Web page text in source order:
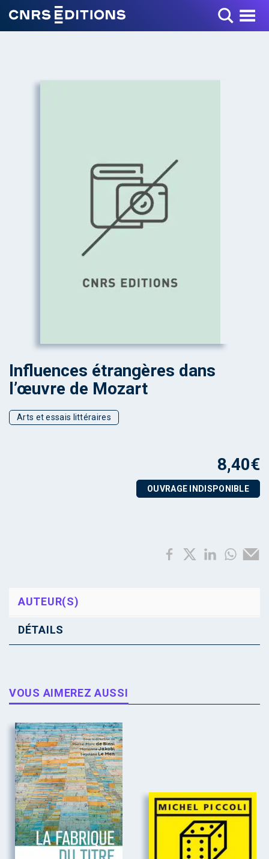
Toggle Menu
Influences étrangères dans
l’œuvre de Mozart
Arts et essais littéraires
8,40€
OUVRAGE INDISPONIBLE
AUTEUR(S)
DÉTAILS
VOUS AIMEREZ AUSSI